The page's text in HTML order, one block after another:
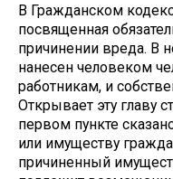
В Гражданском
посвященная
причинении вреда. В
нанесен человеком
работникам, и
Открывает эту главу
первом пункте
или имуществу
причиненный